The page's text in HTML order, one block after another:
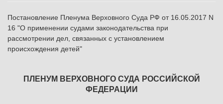
Постановление Пленума Верховного Суда РФ от 16.05.2017 N
16 "О применении судами законодательства при
рассмотрении дел, связанных с установлением
происхождения детей"
ПЛЕНУМ ВЕРХОВНОГО СУДА РОССИЙСКОЙ
ФЕДЕРАЦИИ